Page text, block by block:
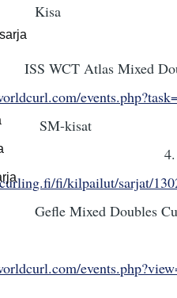
2.12. ISS
4.
fi/kilpailut/sarjat/